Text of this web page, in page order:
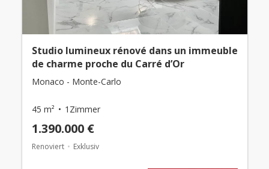
Studio lumineux rénové dans un immeuble
de charme proche du Carré d’Or
Monaco - Monte-Carlo
45 m² 1Zimmer
1.390.000 €
Renoviert Exklusiv